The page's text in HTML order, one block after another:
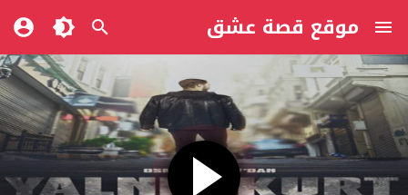
موقع قصة عشق